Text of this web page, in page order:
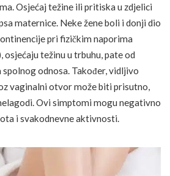
Osjećaj težine ili pritiska u zdjelici
maternice. Neke žene boli i donji dio
pri fizičkim naporima
težinu u trbuhu, pate od
odnosa. Također, vidljivo
vaginalni otvor može biti prisutno,
Ovi simptomi mogu negativno
i svakodnevne aktivnosti.